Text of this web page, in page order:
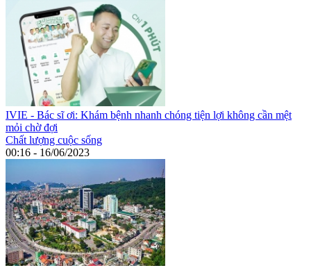
IVIE - Bác sĩ ơi: Khám bệnh nhanh chóng tiện lợi không cần mệt
mỏi chờ đợi
Chất lượng cuộc sống
00:16 - 16/06/2023